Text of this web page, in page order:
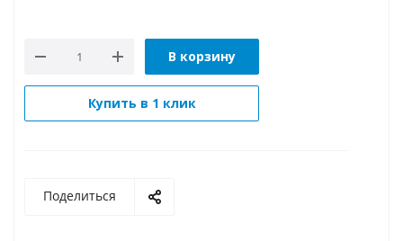
В корзину
Купить в 1 клик
Поделиться